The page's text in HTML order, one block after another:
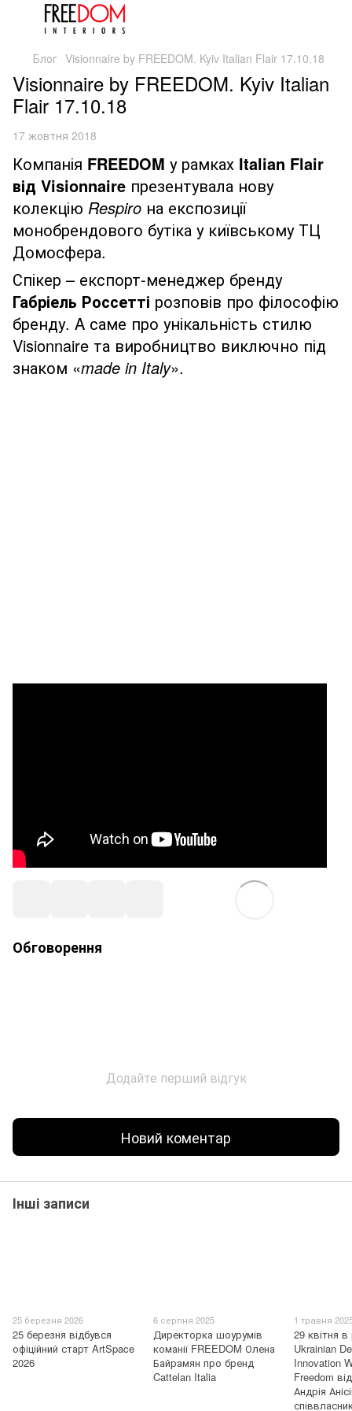
Блог Visionnaire by FREEDOM. Kyiv Italian Flair 17.10.18
Visionnaire by FREEDOM. Kyiv Italian
Flair 17.10.18
17 жовтня 2018
Компанія FREEDOM у рамках Italian Flair
від Visionnaire презентувала нову
колекцію Respiro на експозиції
монобрендового бутіка у київському ТЦ
Домосфера.
Спікер – експорт-менеджер бренду
Габріель Россетті розповів про філософію
бренду. A саме про унікальність стилю
Visionnaire та виробництво виключно під
знаком «made in Italy».
Обговорення
Додайте перший відгук
Новий коментар
Інші записи
25 березня 2026
25 березня відбувся
офіційний старт ArtSpace
2026
6 серпня 2025
Директорка шоурумів
команії FREEDOM Олена
Байрамян про бренд
Cattelan Italia
1 травня
29 квітня
Ukrainian
Innovation
Freedom
Андрія